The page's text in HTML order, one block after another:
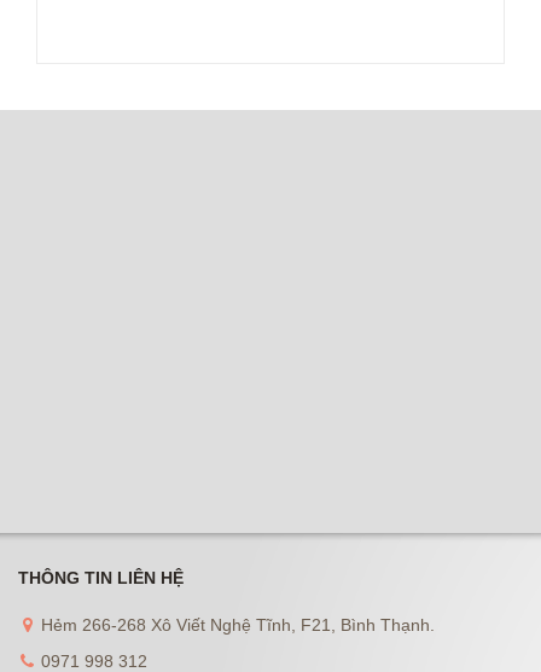
THÔNG TIN LIÊN HỆ
Hẻm 266-268 Xô Viết Nghệ Tĩnh, F21, Bình Thạnh.
0971 998 312